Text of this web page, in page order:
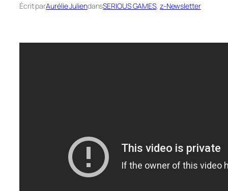
Écrit parAurélie JuliendansSERIOUS GAMES, z-Newsletter